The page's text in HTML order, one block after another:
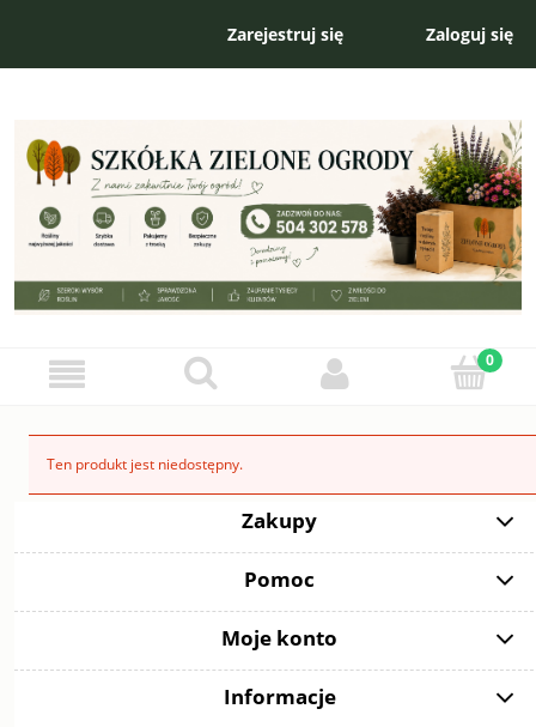
Zarejestruj się Zaloguj się
Ten produkt jest niedostępny.
Zakupy
Pomoc
Moje konto
Informacje